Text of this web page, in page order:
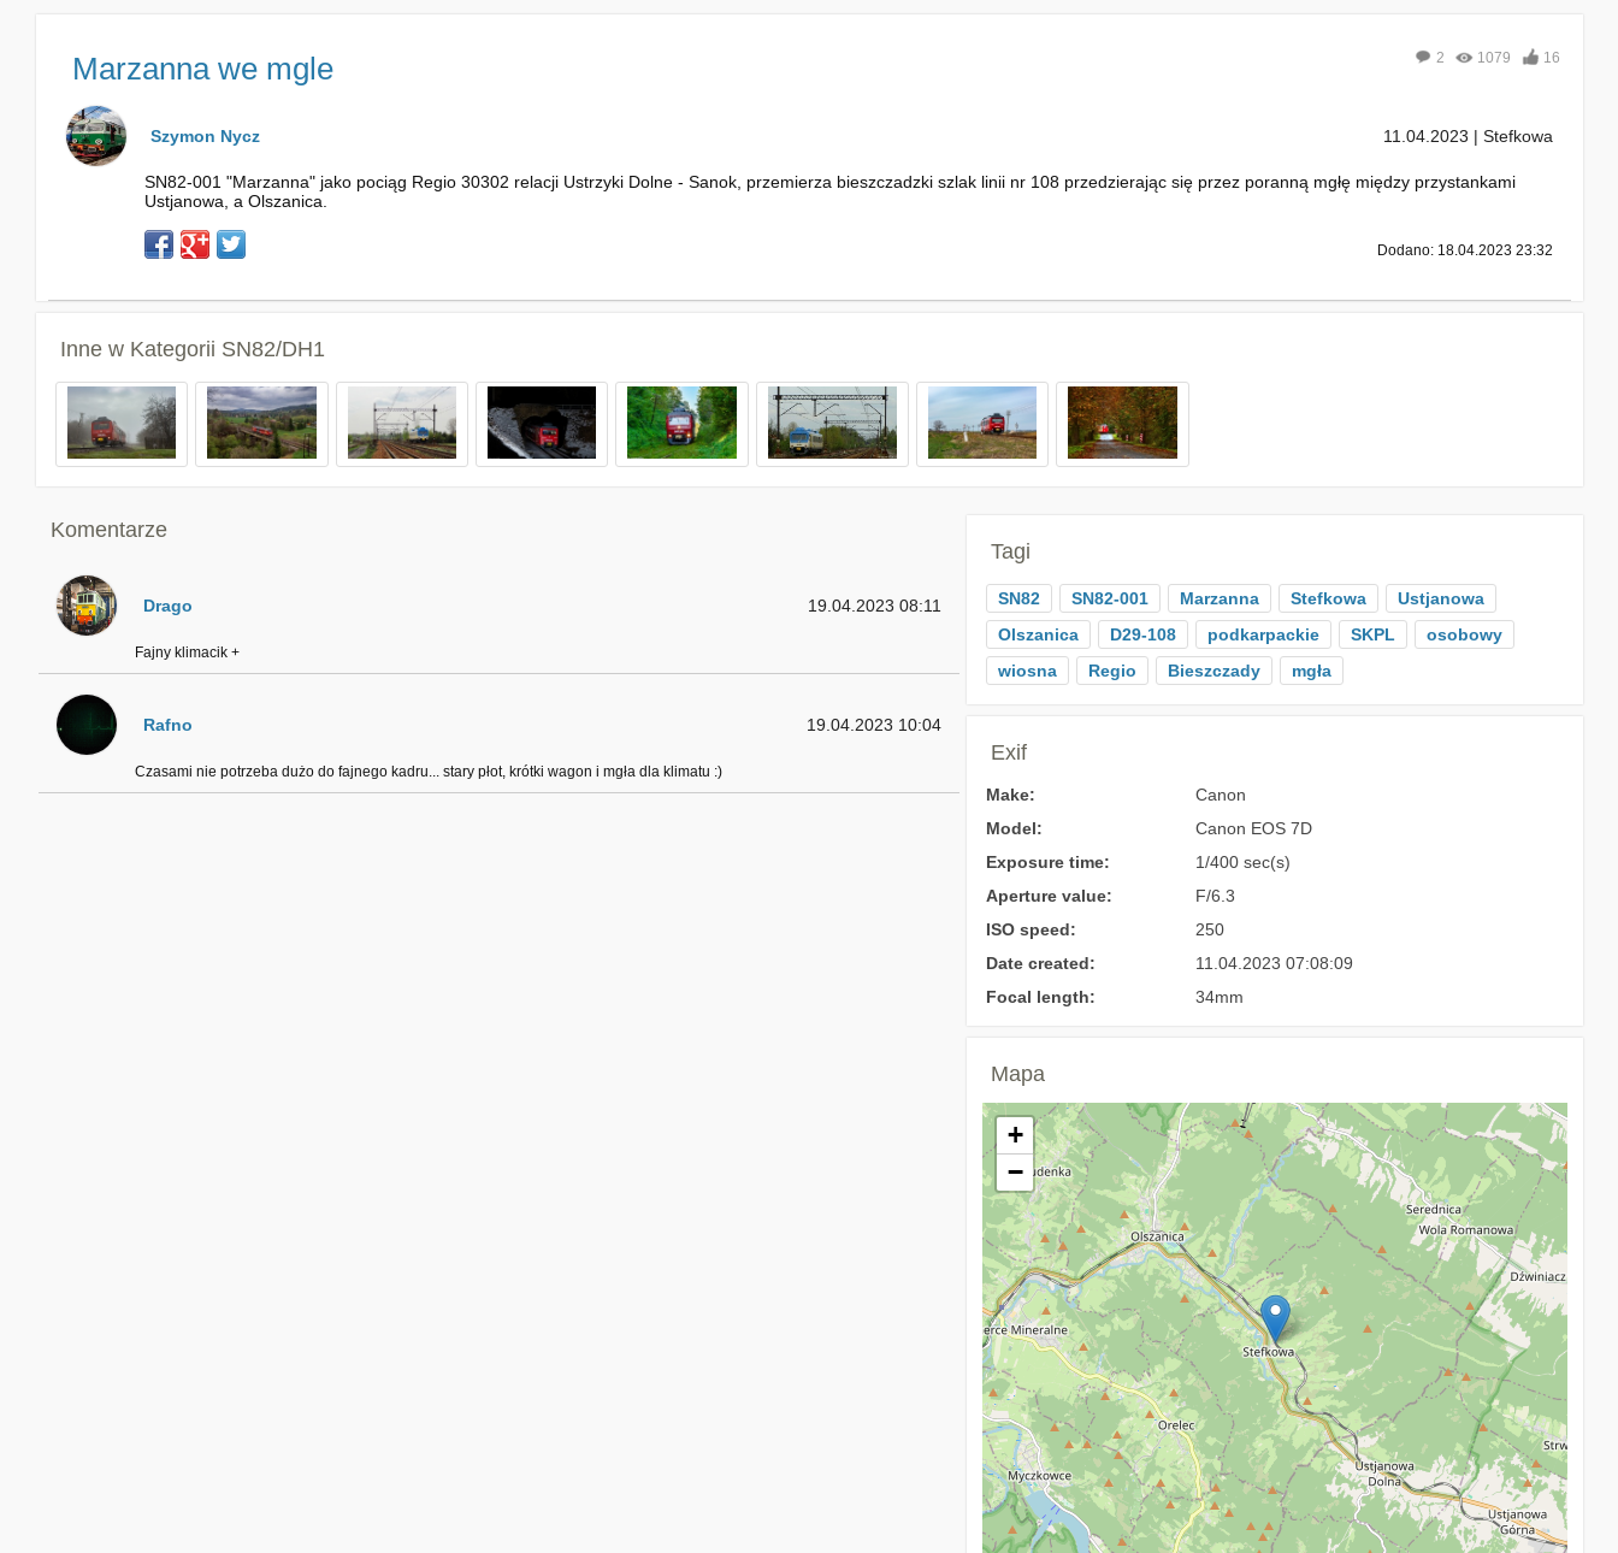
Marzanna we mgle 2 1079 16
Szymon Nycz 11.04.2023 | Stefkowa
SN82-001 "Marzanna" jako pociąg Regio 30302 relacji Ustrzyki Dolne - Sanok, przemierza bieszczadzki szlak linii nr 108 przedzierając się przez poranną mgłę między przystankami
Ustjanowa, a Olszanica.
Dodano: 18.04.2023 23:32
Inne w Kategorii SN82/DH1
Komentarze
Drago 19.04.2023 08:11
Fajny klimacik +
Rafno 19.04.2023 10:04
Czasami nie potrzeba dużo do fajnego kadru... stary płot, krótki wagon i mgła dla klimatu :)
Tagi
SN82 SN82-001 Marzanna Stefkowa
Ustjanowa
Olszanica
D29-108 podkarpackie SKPL
osobowy
wiosna
Regio Bieszczady mgła
Exif
Make:
Canon
Model:
Canon EOS 7D
Exposure time:
1/400 sec(s)
Aperture value:
F/6.3
ISO speed:
250
Date created:
11.04.2023 07:08:09
Focal length:
34mm
Mapa
+
−